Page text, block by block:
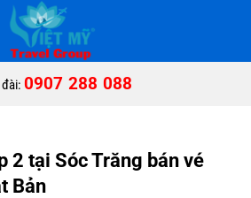
0907 288 088
2 tại Sóc Trăng bán vé
Bản